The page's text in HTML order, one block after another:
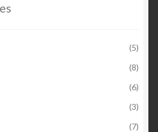
(5)
(8)
(6)
(3)
(7)